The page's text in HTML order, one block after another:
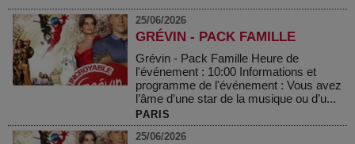
25/06/2026
GRÉVIN - PACK FAMILLE
Grévin - Pack Famille Heure de
l'événement : 10:00 Informations et
programme de l'événement : Vous avez
l’âme d’une star de la musique ou d’u...
PARIS
25/06/2026